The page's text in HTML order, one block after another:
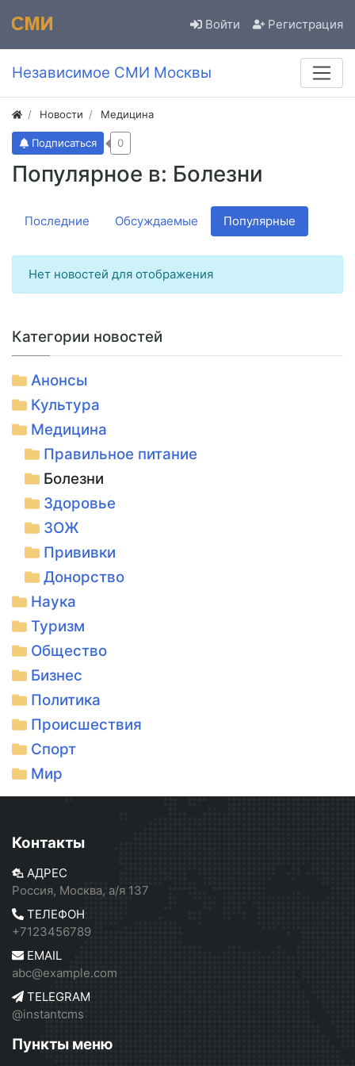
Войти Регистрация
Независимое СМИ Москвы
Новости Медицина
Популярное в: Болезни
Подписаться 0
Последние Обсуждаемые Популярные
Нет новостей для отображения
Категории новостей
Анонсы
Культура
Медицина
Правильное питание
Болезни
Здоровье
ЗОЖ
Прививки
Донорство
Наука
Туризм
Общество
Бизнес
Политика
Происшествия
Спорт
Мир
Контакты
АДРЕС
Россия, Москва, а/я 137
ТЕЛЕФОН
+7123456789
EMAIL
abc@example.com
TELEGRAM
@instantcms
Пункты меню